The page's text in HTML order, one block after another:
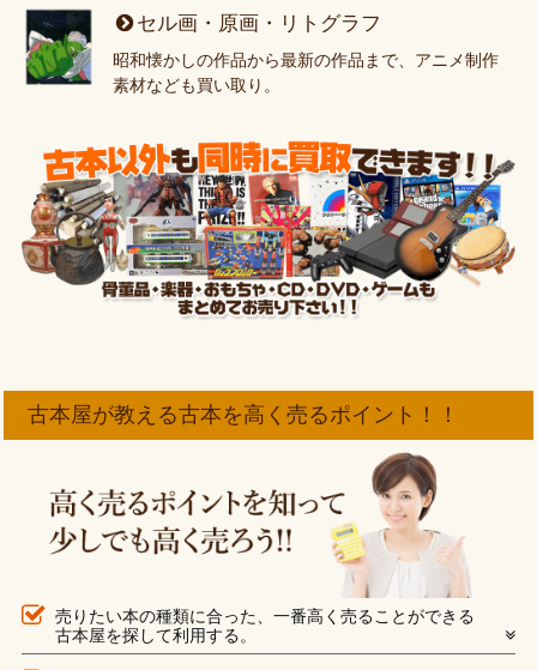
セル画・原画・リトグラフ
昭和懐かしの作品から最新の作品まで、アニメ制作
素材なども買い取り。
古本屋が教える古本を高く売るポイント！！
売りたい本の種類に合った、一番高く売ることができる
古本屋を探して利用する。